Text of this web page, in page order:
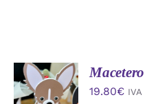
AÑADIR
AL
CARRITO
19.80€ IVA